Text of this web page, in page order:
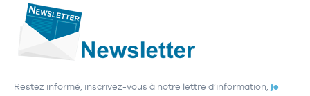
Restez informé, inscrivez-vous à notre lettre d’information, je